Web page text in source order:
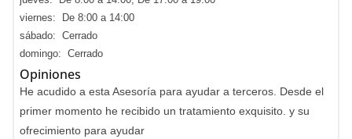
viernes: De 8:00 a 14:00
sábado: Cerrado
domingo: Cerrado
Opiniones
He acudido a esta Asesoría para ayudar a terceros. Desde el
primer momento he recibido un tratamiento exquisito. y su
ofrecimiento para ayudar